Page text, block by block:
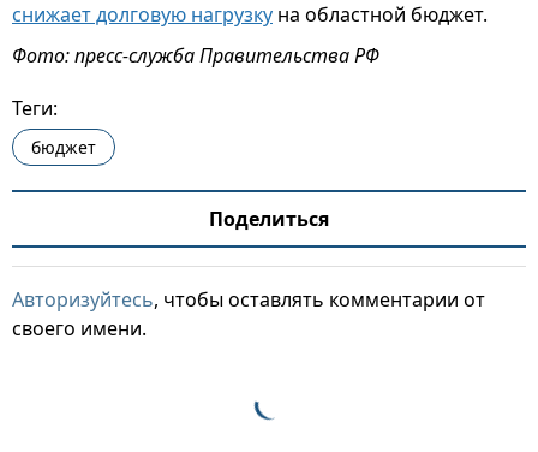
снижает долговую нагрузку на областной бюджет.
Фото: пресс-служба Правительства РФ
Теги:
бюджет
Поделиться
Авторизуйтесь, чтобы оставлять комментарии от
своего имени.